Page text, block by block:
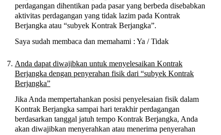
perdagangan dihentikan pada pasar yang berbeda disebabkan
aktivitas perdagangan yang tidak lazim pada Kontrak
Berjangka atau “subyek Kontrak Berjangka”.
Saya sudah membaca dan memahami : Ya / Tidak
Anda dapat diwajibkan untuk menyelesaikan Kontrak
Berjangka dengan penyerahan fisik dari “subyek Kontrak
Berjangka”
Jika Anda mempertahankan posisi penyelesaian fisik dalam
Kontrak Berjangka sampai hari terakhir perdagangan
berdasarkan tanggal jatuh tempo Kontrak Berjangka, Anda
akan diwajibkan menyerahkan atau menerima penyerahan